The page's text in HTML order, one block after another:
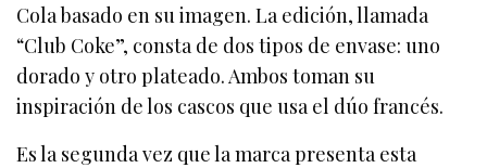
Cola basado en su imagen. La edición, llamada
“Club Coke”, consta de dos tipos de envase: uno
dorado y otro plateado. Ambos toman su
inspiración de los cascos que usa el dúo francés.
Es la segunda vez que la marca presenta esta